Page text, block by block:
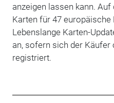
anzeigen lassen kann.
Karten für 47
Lebenslange Karten-
an, sofern sich der
registriert.